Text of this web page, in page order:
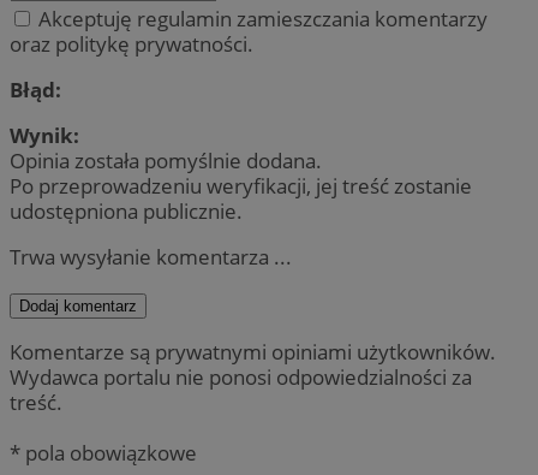
Akceptuję regulamin zamieszczania komentarzy
oraz politykę prywatności.
Błąd:
Wynik:
Opinia została pomyślnie dodana.
Po przeprowadzeniu weryfikacji, jej treść zostanie
udostępniona publicznie.
Trwa wysyłanie komentarza ...
Dodaj komentarz
Komentarze są prywatnymi opiniami użytkowników.
Wydawca portalu nie ponosi odpowiedzialności za
treść.
* pola obowiązkowe